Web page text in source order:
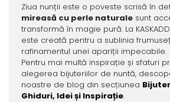
Ziua nunții este o poveste scrisă în
mireasă cu perle naturalesunt
transformă în magie pură. La
este creată pentru a sublinia
rafinamentul unei apariții impecabile.
Pentru mai multă inspirație și sfaturi
alegerea bijuteriilor de nuntă,
noastre de blog din secțiunea
Ghiduri, Idei și Inspirație.